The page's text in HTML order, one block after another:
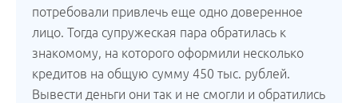
потребовали привлечь еще одно доверенное
лицо. Тогда супружеская пара обратилась к
знакомому, на которого оформили несколько
кредитов на общую сумму 450 тыс. рублей.
Вывести деньги они так и не смогли и обратились